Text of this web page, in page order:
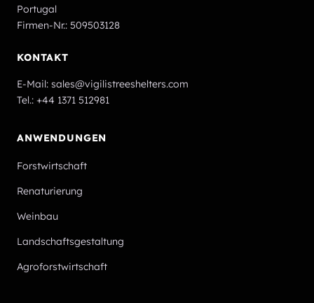
Portugal
Firmen-Nr.: 509503128
KONTAKT
E-Mail: sales@vigilistreeshelters.com
Tel.: +44 1371 512981
ANWENDUNGEN
Forstwirtschaft
Renaturierung
Weinbau
Landschaftsgestaltung
Agroforstwirtschaft